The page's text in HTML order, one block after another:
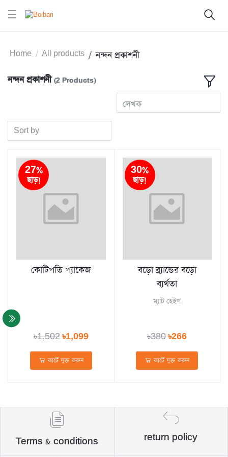
Home All products নন্দন প্রকাশনী
নন্দন প্রকাশনী(2 Products)
লেখক
Sort by
27%
ছাড়!
কোটিপতি প্যাকেজ
৳1,502৳1,099
কার্টে যুক্ত করুন
30%
ছাড়!
বড়ো ব্র্যান্ডের বড়ো
ব্যর্থতা
ম্যাট হেইগ
৳380৳266
কার্টে যুক্ত করুন
Terms & conditions return policy